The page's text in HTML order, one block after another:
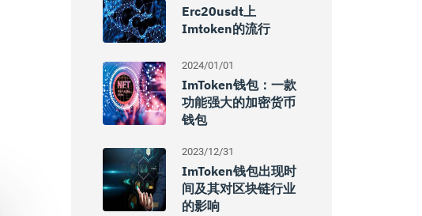
Erc20usdt上
Imtoken的流行
2024/01/01
ImToken钱包：一款
功能强大的加密货币
钱包
2023/12/31
ImToken钱包出现时
间及其对区块链行业
的影响